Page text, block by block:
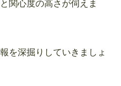
関心度の高さが伺えま
を深掘りしていきましょ